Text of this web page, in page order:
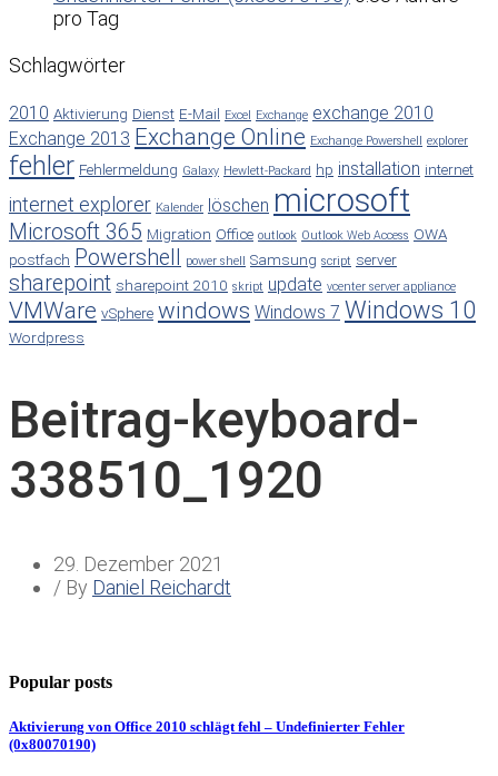
pro Tag
Schlagwörter
2010 Aktivierung Dienst E-Mail Excel Exchange exchange 2010
Exchange 2013 Exchange Online Exchange Powershell explorer
fehler Fehlermeldung Galaxy Hewlett-Packard hp installation internet
internet explorer Kalender löschen microsoft
Microsoft 365 Migration Office outlook Outlook Web Access OWA
postfach Powershell power shell Samsung script server
sharepoint sharepoint 2010 skript update vcenter server appliance
VMWare vSphere windows Windows 7 Windows 10
Wordpress
Beitrag-keyboard-
338510_1920
29. Dezember 2021
/ By Daniel Reichardt
Popular posts
Aktivierung von Office 2010 schlägt fehl – Undefinierter Fehler
(0x80070190)